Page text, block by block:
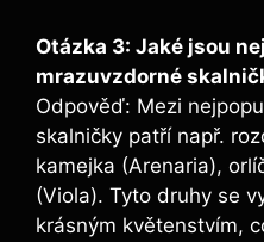
Otázka 3: Jaké jsou
mrazuvzdorné
Odpověď: Mezi
skalničky patří např.
kamejka (Arenaria),
(Viola). Tyto druhy se
krásným květenstvím,